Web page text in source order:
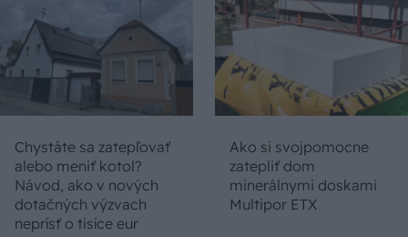
Chystáte sa zatepľovať
alebo meniť kotol?
Návod, ako v nových
dotačných výzvach
neprísť o tisíce eur
Ako si svojpomocne
zatepliť dom
minerálnymi doskami
Multipor ETX